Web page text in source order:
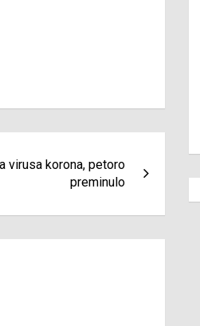
virusa korona, petoro
preminulo